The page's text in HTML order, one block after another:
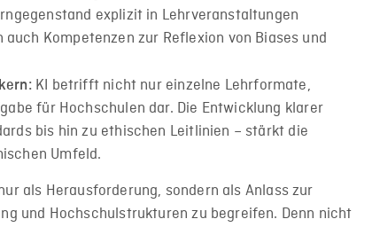
explizit in Lehrveranstaltungen
Kompetenzen zur Reflexion von Biases und
KI betrifft nicht nur einzelne Lehrformate,
für Hochschulen dar. Die Entwicklung klarer
bis hin zu ethischen Leitlinien – stärkt die
Umfeld.
als Herausforderung, sondern als Anlass zur
und Hochschulstrukturen zu begreifen. Denn nicht